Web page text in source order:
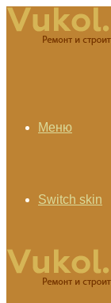
Меню
Switch skin